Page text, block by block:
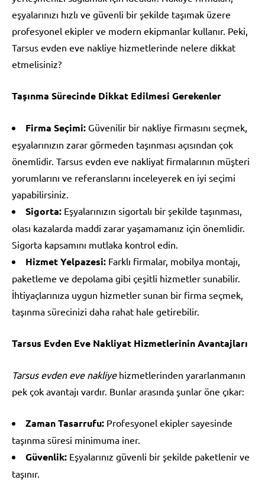
eşyalarınızı hızlı ve güvenli bir şekilde taşımak üzere
profesyonel ekipler ve modern ekipmanlar kullanır. Peki,
Tarsus evden eve nakliye hizmetlerinde nelere dikkat
etmelisiniz?
Taşınma Sürecinde Dikkat Edilmesi Gerekenler
Firma Seçimi: Güvenilir bir nakliye firmasını seçmek,
eşyalarınızın zarar görmeden taşınması açısından çok
önemlidir. Tarsus evden eve nakliyat firmalarının müşteri
yorumlarını ve referanslarını inceleyerek en iyi seçimi
yapabilirsiniz.
Sigorta: Eşyalarınızın sigortalı bir şekilde taşınması,
olası kazalarda maddi zarar yaşamamanız için önemlidir.
Sigorta kapsamını mutlaka kontrol edin.
Hizmet Yelpazesi: Farklı firmalar, mobilya montajı,
paketleme ve depolama gibi çeşitli hizmetler sunabilir.
İhtiyaçlarınıza uygun hizmetler sunan bir firma seçmek,
taşınma sürecinizi daha rahat hale getirebilir.
Tarsus Evden Eve Nakliyat Hizmetlerinin Avantajları
Tarsus evden eve nakliyehizmetlerinden yararlanmanın
pek çok avantajı vardır. Bunlar arasında şunlar öne çıkar:
Zaman Tasarrufu: Profesyonel ekipler sayesinde
taşınma süresi minimuma iner.
Güvenlik: Eşyalarınız güvenli bir şekilde paketlenir ve
taşınır.